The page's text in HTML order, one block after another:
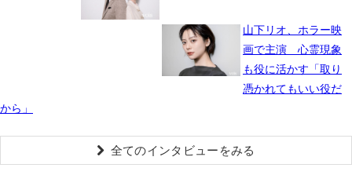
山下リオ、ホラー映
画で主演 心霊現象
も役に活かす「取り
憑かれてもいい役だ
から」
全てのインタビューをみる